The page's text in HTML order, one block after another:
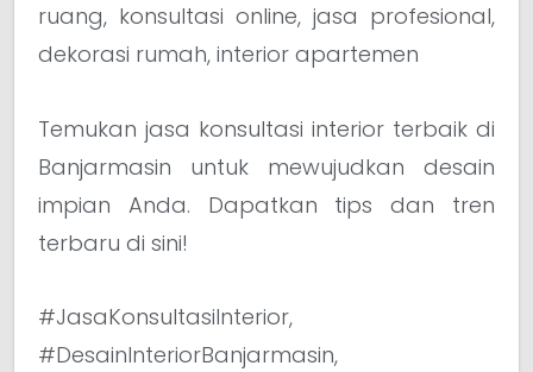
ruang, konsultasi online, jasa profesional,
dekorasi rumah, interior apartemen
Temukan jasa konsultasi interior terbaik di
Banjarmasin untuk mewujudkan desain
impian Anda. Dapatkan tips dan tren
terbaru di sini!
#JasaKonsultasiInterior,
#DesainInteriorBanjarmasin,